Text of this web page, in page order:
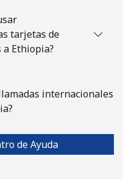
tarjetas de
Ethiopia?
internacionales
de Ayuda